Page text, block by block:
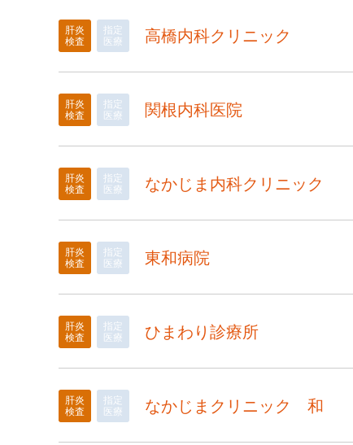
肝炎
検査
指定
医療
高橋内科クリニック
肝炎
検査
指定
医療
関根内科医院
肝炎
検査
指定
医療
なかじま内科クリニック
肝炎
検査
指定
医療
東和病院
肝炎
検査
指定
医療
ひまわり診療所
肝炎
検査
指定
医療
なかじまクリニック 和